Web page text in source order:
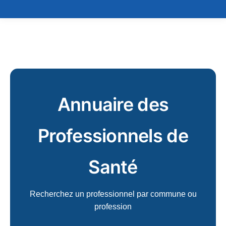
Annuaire des
Professionnels de
Santé
Recherchez un professionnel par commune ou
profession